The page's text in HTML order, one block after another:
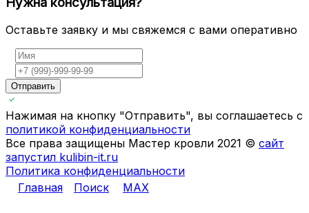
Оставьте заявку и мы свяжемся с вами оперативно
Отправить
Нажимая на кнопку "Отправить", вы соглашаетесь с
политикой конфиденциальности
Все права защищены Мастер кровли 2021 © сайт
запустил kulibin-it.ru
Политика конфиденциальности
Главная
Поиск MAX